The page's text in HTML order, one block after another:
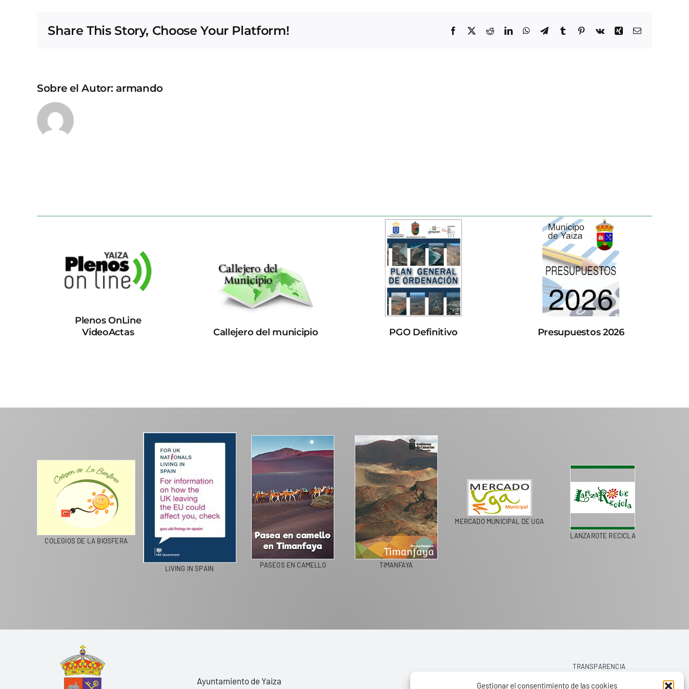
Gestionar el consentimiento de las cookies
Share This Story, Choose Your Platform! Facebook
X RedditLinkedInWhatsApp
TelegramTumblrPinterest
Vk Xing Correo
Sobre el Autor: armando
Plenos OnLine
VideoActas
Callejero del municipio PGO Definitivo Presupuestos 2026
COLEGIOS DE LA BIOSFERA
LIVING IN SPAIN PASEOS EN CAMELLO TIMANFAYA
MERCADO MUNICIPAL DE UGA
LANZAROTE RECICLA
Ayuntamiento de Yaiza
TRANSPARENCIA